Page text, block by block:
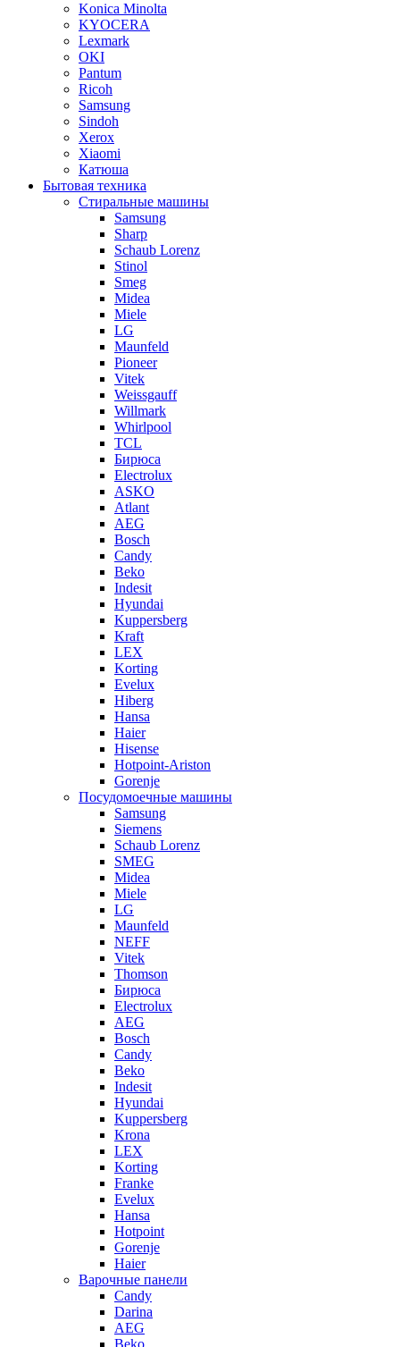
Konica Minolta
KYOCERA
Lexmark
OKI
Pantum
Ricoh
Samsung
Sindoh
Xerox
Xiaomi
Катюша
Бытовая техника
Стиральные машины
Samsung
Sharp
Schaub Lorenz
Stinol
Smeg
Midea
Miele
LG
Maunfeld
Pioneer
Vitek
Weissgauff
Willmark
Whirlpool
TCL
Бирюса
Electrolux
ASKO
Atlant
AEG
Bosch
Candy
Beko
Indesit
Hyundai
Kuppersberg
Kraft
LEX
Korting
Evelux
Hiberg
Hansa
Haier
Hisense
Hotpoint-Ariston
Gorenje
Посудомоечные машины
Samsung
Siemens
Schaub Lorenz
SMEG
Midea
Miele
LG
Maunfeld
NEFF
Vitek
Thomson
Бирюса
Electrolux
AEG
Bosch
Candy
Beko
Indesit
Hyundai
Kuppersberg
Krona
LEX
Korting
Franke
Evelux
Hansa
Hotpoint
Gorenje
Haier
Варочные панели
Candy
Darina
AEG